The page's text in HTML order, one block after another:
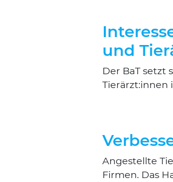
und
Der BaT setzt
Tierärzt:innen
Ange­stell­te
Fir­men. Das